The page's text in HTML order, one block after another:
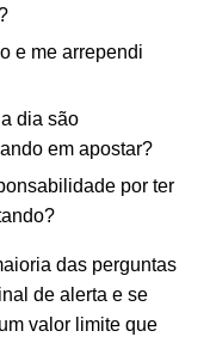
e me arrependi
dia são
em apostar?
por ter
das perguntas
de alerta e se
valor limite que